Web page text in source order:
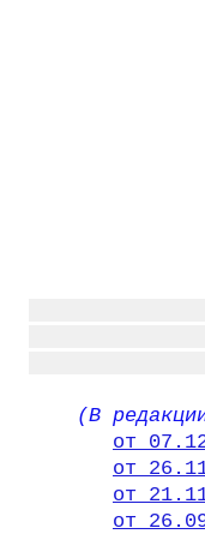
(В
от
от
от
от